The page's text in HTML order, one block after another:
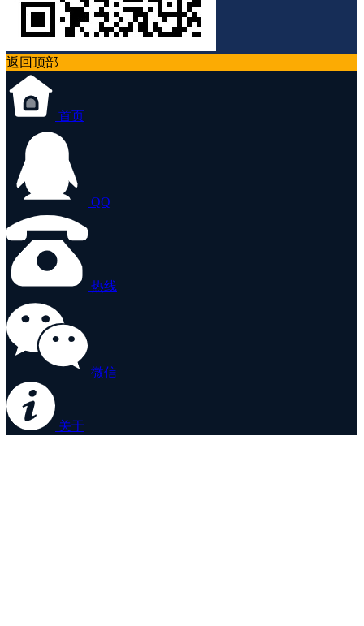
返回顶部
首页
QQ
热线
微信
关于